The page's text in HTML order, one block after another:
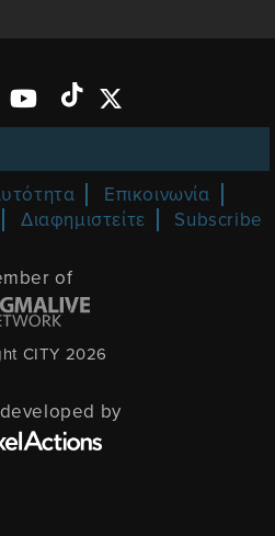
Επικοινωνία
Διαφημιστείτε Subscribe
of
CITY 2026
by